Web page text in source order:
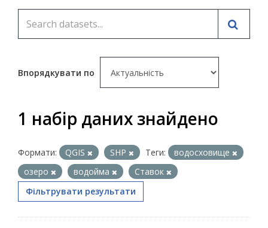
Впорядкувати по
1 набір даних знайдено
Формати: QGIS SHP Теги:
водосховище
озеро
водойма
Ставок
Фільтрувати результати